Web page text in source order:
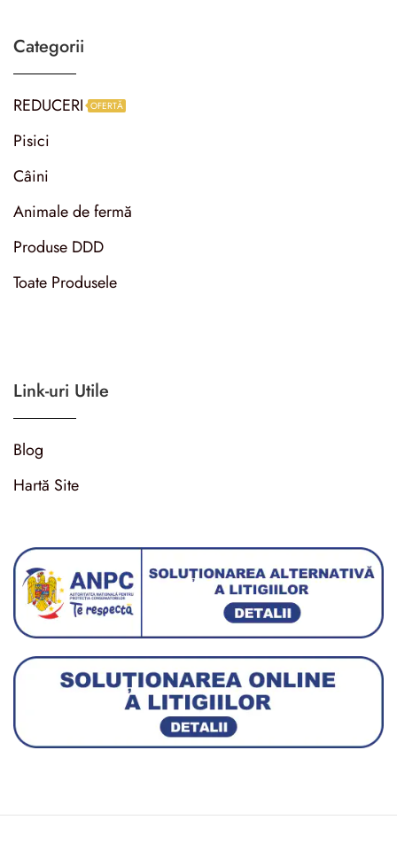
Categorii
REDUCERI OFERTĂ
Pisici
Câini
Animale de fermă
Produse DDD
Toate Produsele
Link-uri Utile
Blog
Hartă Site